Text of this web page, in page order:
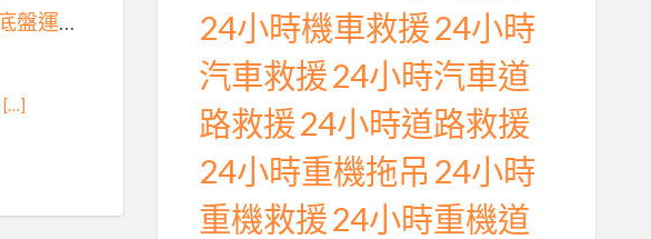
24 小時苗栗汽車重機道路救援｜全落斗低底盤運送，15 分鐘火速到場！
[…]
24小時機車救援24小時
汽車救援24小時汽車道
路救援24小時道路救援
24小時重機拖吊 24小時
重機救援24小時重機道